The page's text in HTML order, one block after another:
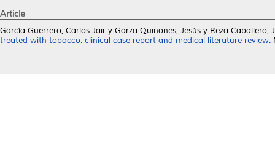
Article
García Guerrero, Carlos Jair y Garza Quiñones, Jesús y Reza Caballero,
treated with tobacco: clinical case report and medical literature review.